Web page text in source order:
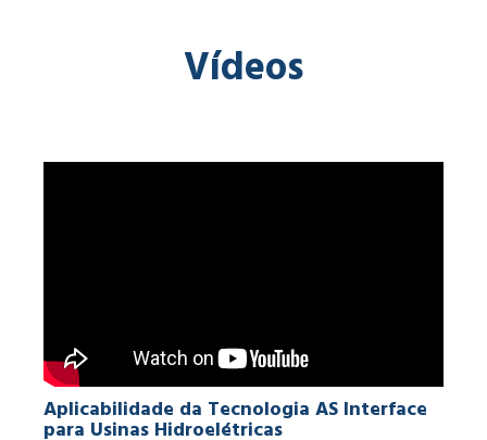
Vídeos
Aplicabilidade da Tecnologia AS Interface
para Usinas Hidroelétricas